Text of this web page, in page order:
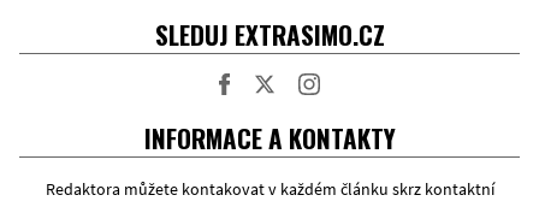
SLEDUJ EXTRASIMO.CZ
INFORMACE A KONTAKTY
Redaktora můžete kontakovat v každém článku skrz kontaktní